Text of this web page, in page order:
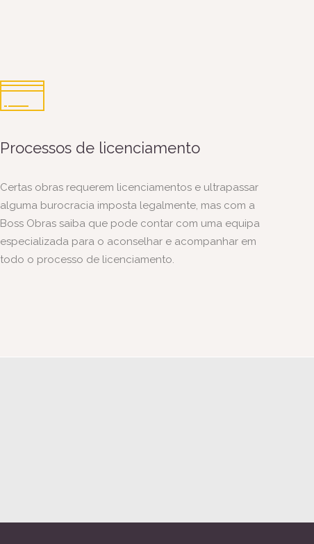
Processos de licenciamento
Certas obras requerem licenciamentos e ultrapassar
alguma burocracia imposta legalmente, mas com a
Boss Obras saiba que pode contar com uma equipa
especializada para o aconselhar e acompanhar em
todo o processo de licenciamento.